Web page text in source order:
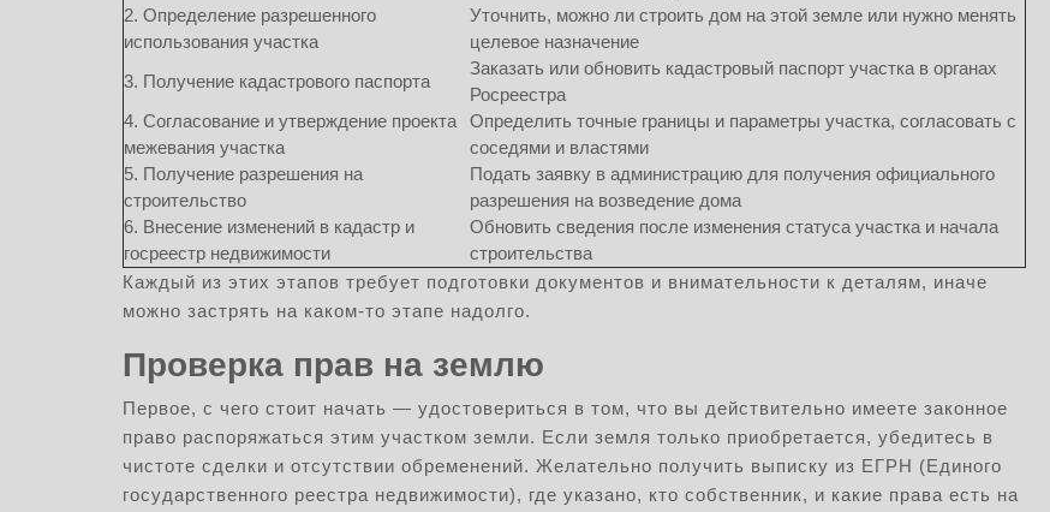
2. Определение разрешенного
использования участка
Уточнить, можно ли строить дом на этой земле или нужно менять
целевое назначение
3. Получение кадастрового паспорта
Заказать или обновить кадастровый паспорт участка в органах
Росреестра
4. Согласование и утверждение проекта
межевания участка
Определить точные границы и параметры участка, согласовать с
соседями и властями
5. Получение разрешения на
строительство
Подать заявку в администрацию для получения официального
разрешения на возведение дома
6. Внесение изменений в кадастр и
госреестр недвижимости
Обновить сведения после изменения статуса участка и начала
строительства
Каждый из этих этапов требует подготовки документов и внимательности к деталям, иначе
можно застрять на каком-то этапе надолго.
Проверка прав на землю
Первое, с чего стоит начать — удостовериться в том, что вы действительно имеете законное
право распоряжаться этим участком земли. Если земля только приобретается, убедитесь в
чистоте сделки и отсутствии обременений. Желательно получить выписку из ЕГРН (Единого
государственного реестра недвижимости), где указано, кто собственник, и какие права есть на